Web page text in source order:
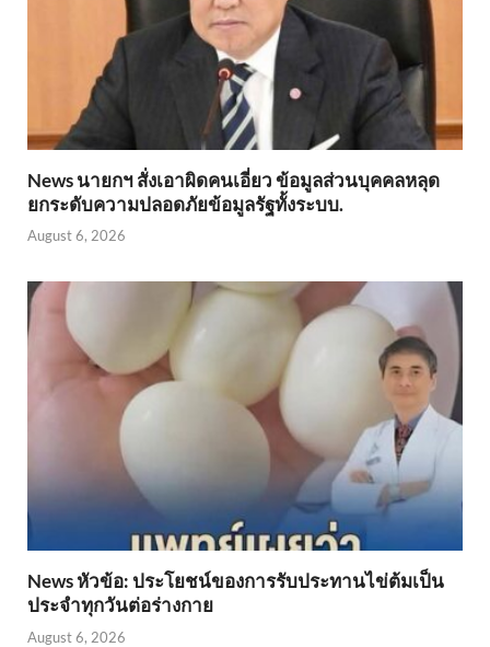
News นายกฯ สั่งเอาผิดคนเอี่ยว ข้อมูลส่วนบุคคลหลุด
ยกระดับความปลอดภัยข้อมูลรัฐทั้งระบบ.
August 6, 2026
News หัวข้อ: ประโยชน์ของการรับประทานไข่ต้มเป็น
ประจำทุกวันต่อร่างกาย
August 6, 2026